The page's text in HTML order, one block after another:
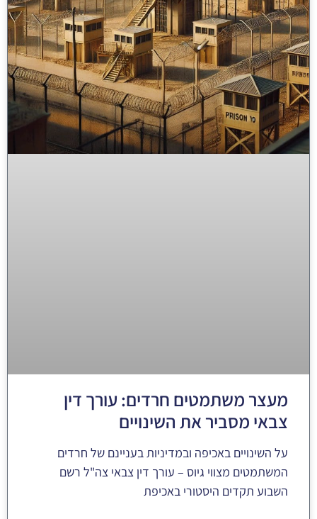
מעצר משתמטים חרדים: עורך דין
צבאי מסביר את השינויים
על השינויים באכיפה ובמדיניות בעניינם של חרדים
המשתמטים מצווי גיוס – עורך דין צבאי צה"ל רשם
השבוע תקדים היסטורי באכיפת